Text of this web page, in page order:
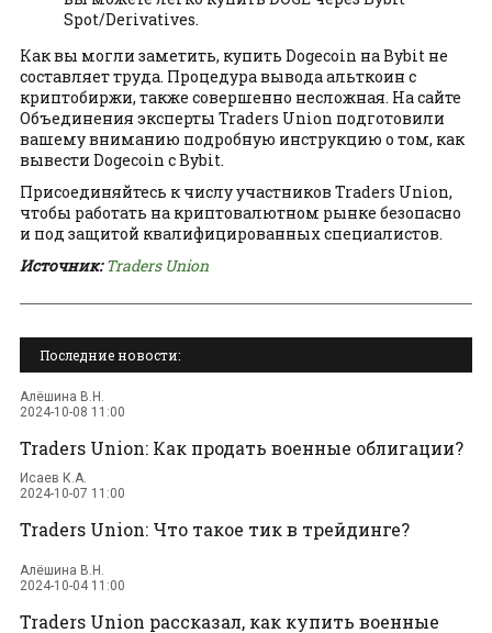
Spot/Derivatives.
Как вы могли заметить, купить Dogecoin на Bybit не
составляет труда. Процедура вывода альткоин с
криптобиржи, также совершенно несложная. На сайте
Объединения эксперты Traders Union подготовили
вашему вниманию подробную инструкцию о том, как
вывести Dogecoin с Bybit.
Присоединяйтесь к числу участников Traders Union,
чтобы работать на криптовалютном рынке безопасно
и под защитой квалифицированных специалистов.
Источник: Traders Union
Последние новости:
Алёшина В.Н.
2024-10-08 11:00
Traders Union: Как продать военные облигации?
Исаев К.А.
2024-10-07 11:00
Traders Union: Что такое тик в трейдинге?
Алёшина В.Н.
2024-10-04 11:00
Traders Union рассказал, как купить военные